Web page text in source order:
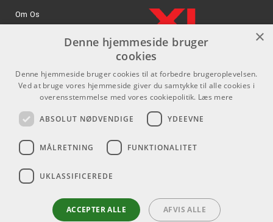
Om Os
GDPR & Cookies
.
Kontakt
Som privatperson kan du ikke
købe på denne hjemmeside, alt
forhandlere.
info@emnordic.dk
Sociale medier
×
Denne hjemmeside bruger
cookies
Denne hjemmeside bruger cookies til at forbedre brugeroplevelsen.
Ved at bruge vores hjemmeside giver du samtykke til alle cookies i
overensstemmelse med vores cookiepolitik. Læs mere
ABSOLUT NØDVENDIGE YDEEVNE
MÅLRETNING FUNKTIONALITET
UKLASSIFICEREDE
ACCEPTER ALLE AFVIS ALLE